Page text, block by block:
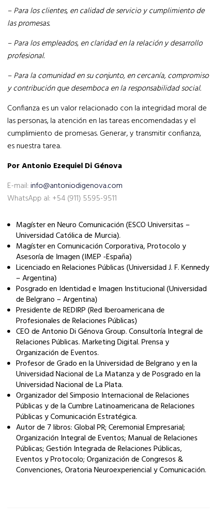
– Para los clientes, en calidad de servicio y cumplimiento de
las promesas.
– Para los empleados, en claridad en la relación y desarrollo
profesional.
– Para la comunidad en su conjunto, en cercanía, compromiso
y contribución que desemboca en la responsabilidad social.
Confianza es un valor relacionado con la integridad moral de
las personas, la atención en las tareas encomendadas y el
cumplimiento de promesas. Generar, y transmitir confianza,
es nuestra tarea.
Por Antonio Ezequiel Di Génova
E-mail:info@antoniodigenova.com
WhatsApp al: +54 (911) 5595-9511
Magíster en Neuro Comunicación (ESCO Universitas –
Universidad Católica de Murcia).
Magíster en Comunicación Corporativa, Protocolo y
Asesoría de Imagen (IMEP -España)
Licenciado en Relaciones Públicas (Universidad J. F. Kennedy
– Argentina)
Posgrado en Identidad e Imagen Institucional (Universidad
de Belgrano – Argentina)
Presidente de REDIRP (Red Iberoamericana de
Profesionales de Relaciones Públicas)
CEO de Antonio Di Génova Group. Consultoría Integral de
Relaciones Públicas. Marketing Digital. Prensa y
Organización de Eventos.
Profesor de Grado en la Universidad de Belgrano y en la
Universidad Nacional de La Matanza y de Posgrado en la
Universidad Nacional de La Plata.
Organizador del Simposio Internacional de Relaciones
Públicas y de la Cumbre Latinoamericana de Relaciones
Públicas y Comunicación Estratégica.
Autor de 7 libros: Global PR; Ceremonial Empresarial;
Organización Integral de Eventos; Manual de Relaciones
Públicas; Gestión Integrada de Relaciones Públicas,
Eventos y Protocolo; Organización de Congresos &
Convenciones, Oratoria Neuroexperiencial y Comunicación.